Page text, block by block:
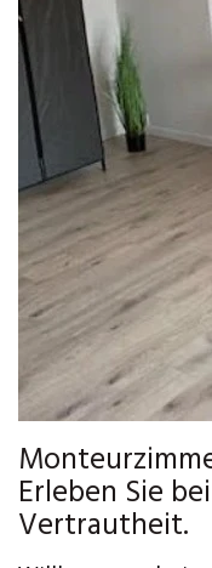
Erleben Sie
Vertrautheit.